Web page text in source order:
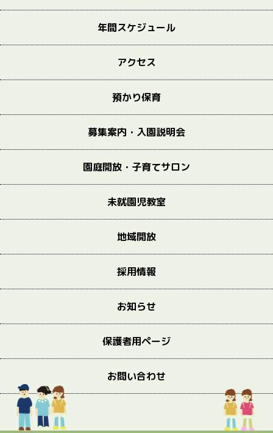
年間スケジュール
アクセス
預かり保育
募集案内・入園説明会
園庭開放・子育てサロン
未就園児教室
地域開放
採用情報
お知らせ
保護者用ページ
お問い合わせ